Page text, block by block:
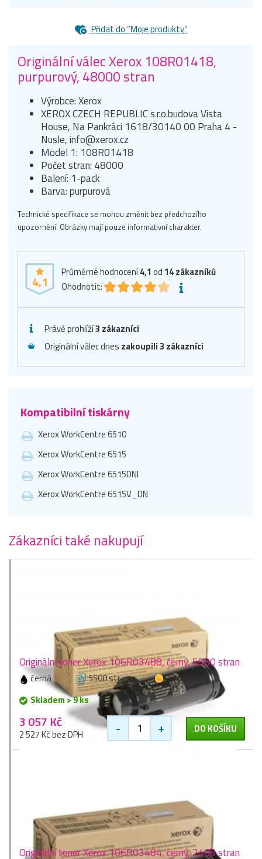
Přidat do “Moje produkty”
Originální válec Xerox 108R01418,
purpurový, 48000 stran
Výrobce: Xerox
XEROX CZECH REPUBLIC s.r.o.budova Vista
House, Na Pankráci 1618/30140 00 Praha 4 -
Nusle, info@xerox.cz
Model 1: 108R01418
Počet stran: 48000
Balení: 1-pack
Barva: purpurová
Technické specifikace se mohou změnit bez předchozího
upozornění. Obrázky mají pouze informativní charakter.
4,1
Průměrné hodnocení4,1 od 14zákazníků
Ohodnotit:
Právě prohlíží3 zákazníci
Originální válec dnes zakoupili 3 zákazníci
Kompatibilní tiskárny
Xerox WorkCentre 6510
Xerox WorkCentre 6515
Xerox WorkCentre 6515DNI
Xerox WorkCentre 6515V_DN
Zákazníci také nakupují
Originální toner Xerox 106R03488, černý, 5500 stran
černá 5500 stran
1 zlaťák
Skladem > 9 ks
3 057 Kč
2 527 Kč bez DPH - + DO KOŠÍKU
Originální toner Xerox 106R03484, černý, 2400 stran